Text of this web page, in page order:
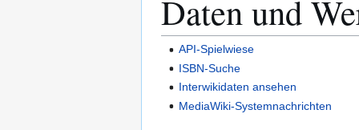
Daten und
API-Spielwiese
ISBN-Suche
Interwikidaten ansehen
MediaWiki-Systemnachrichten